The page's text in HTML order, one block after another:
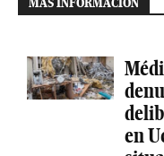
en